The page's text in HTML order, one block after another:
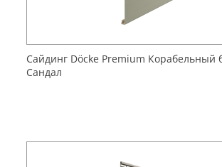
Сайдинг Döcke Premium Корабельный
Сандал